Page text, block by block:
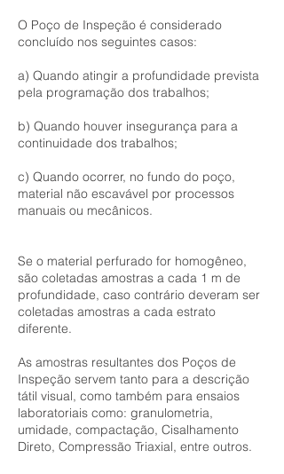
O Poço de Inspeção é considerado
concluído nos seguintes casos:
a) Quando atingir a profundidade prevista
pela programação dos trabalhos;
b) Quando houver insegurança para a
continuidade dos trabalhos;
c) Quando ocorrer, no fundo do poço,
material não escavável por processos
manuais ou mecânicos.
Se o material perfurado for homogêneo,
são coletadas amostras a cada 1 m de
profundidade, caso contrário deveram ser
coletadas amostras a cada estrato
diferente.
As amostras resultantes dos Poços de
Inspeção servem tanto para a descrição
tátil visual, como também para ensaios
laboratoriais como: granulometria,
umidade, compactação, Cisalhamento
Direto, Compressão Triaxial, entre outros.